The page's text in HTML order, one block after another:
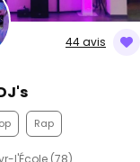
44 avis
Rap
l'École (78)